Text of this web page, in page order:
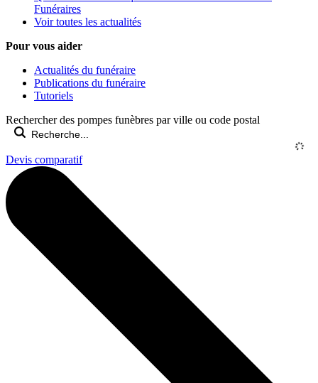
Funéraires
Voir toutes les actualités
Pour vous aider
Actualités du funéraire
Publications du funéraire
Tutoriels
Rechercher des pompes funèbres par ville ou code postal
Devis comparatif